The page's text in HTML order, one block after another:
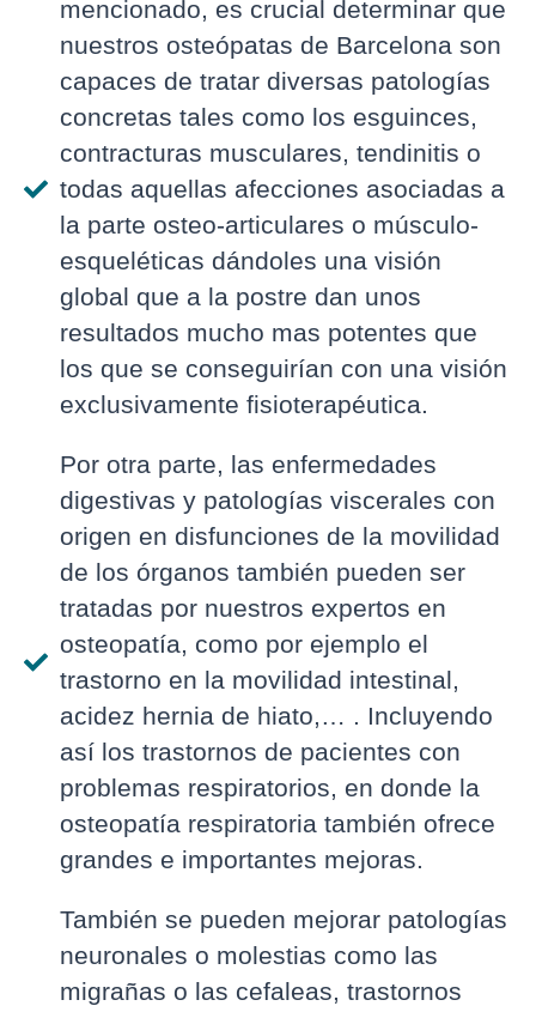
mencionado, es crucial determinar que
nuestros osteópatas de Barcelona son
capaces de tratar diversas patologías
concretas tales como los esguinces,
contracturas musculares, tendinitis o
todas aquellas afecciones asociadas a
la parte osteo-articulares o músculo-
esqueléticas dándoles una visión
global que a la postre dan unos
resultados mucho mas potentes que
los que se conseguirían con una visión
exclusivamente fisioterapéutica.
Por otra parte, las enfermedades
digestivas y patologías viscerales con
origen en disfunciones de la movilidad
de los órganos también pueden ser
tratadas por nuestros expertos en
osteopatía, como por ejemplo el
trastorno en la movilidad intestinal,
acidez hernia de hiato,… . Incluyendo
así los trastornos de pacientes con
problemas respiratorios, en donde la
osteopatía respiratoria también ofrece
grandes e importantes mejoras.
También se pueden mejorar patologías
neuronales o molestias como las
migrañas o las cefaleas, trastornos